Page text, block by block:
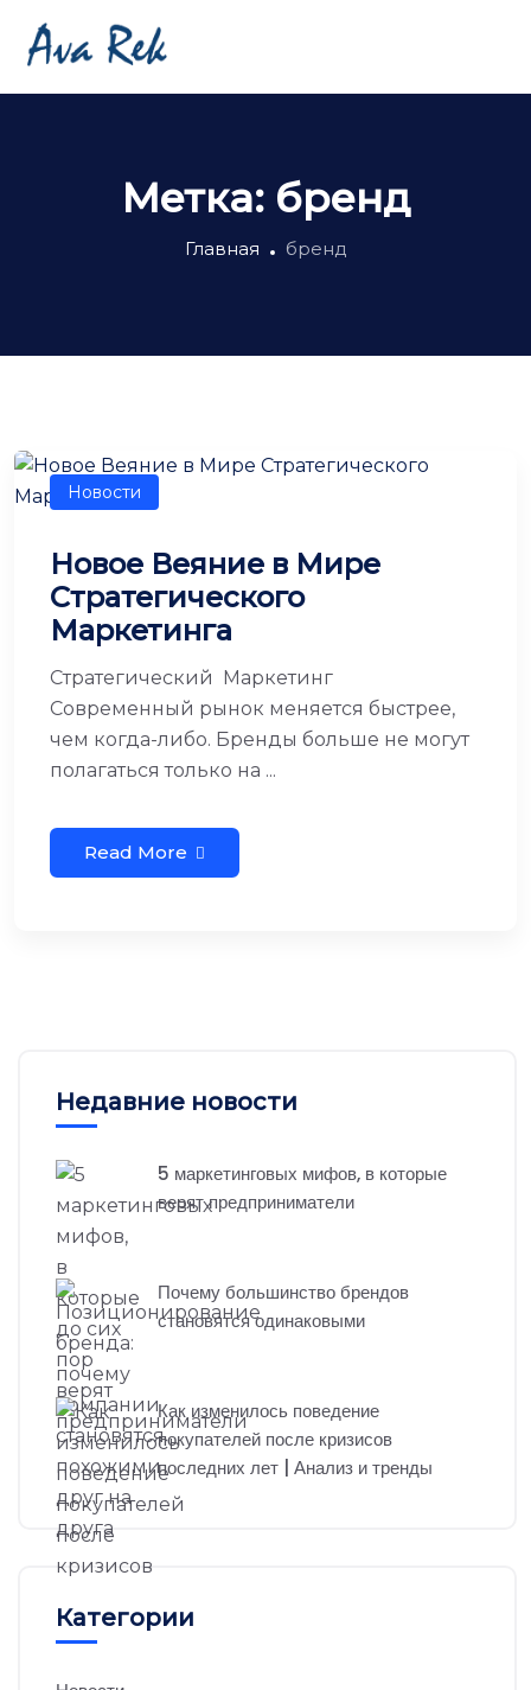
Метка: бренд
Главная бренд
Новости
Новое Веяние в Мире
Стратегического
Маркетинга
Стратегический Маркетинг
Современный рынок меняется быстрее,
чем когда-либо. Бренды больше не могут
полагаться только на ...
Read More
Недавние новости
5 маркетинговых мифов, в которые
верят предприниматели
Почему большинство брендов
становятся одинаковыми
Как изменилось поведение
покупателей после кризисов
последних лет | Анализ и тренды
Категории